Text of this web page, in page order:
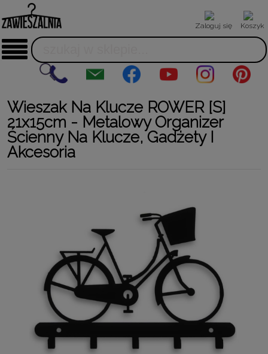
Zaloguj się Koszyk
Wieszak Na Klucze ROWER [S]
21x15cm - Metalowy Organizer
Ścienny Na Klucze, Gadżety I
Akcesoria